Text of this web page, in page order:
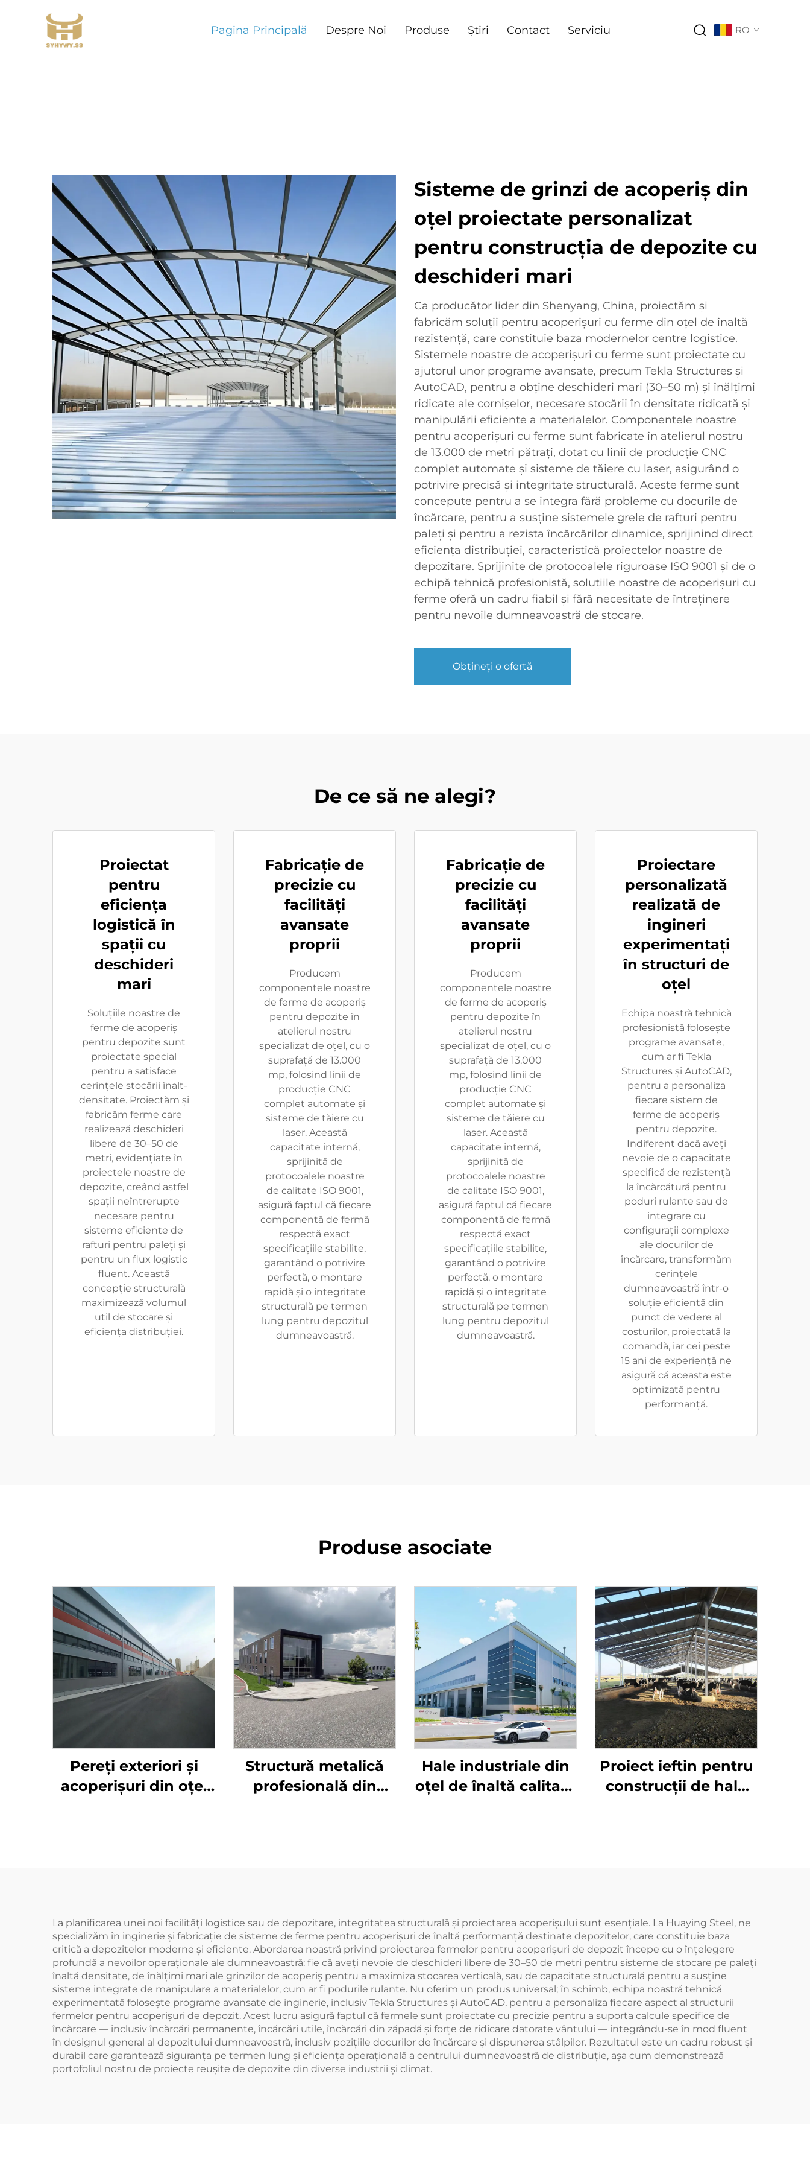
Pagina Principală Despre Noi Produse Știri Contact Serviciu RO
Sisteme de grinzi de acoperiș din
oțel proiectate personalizat
pentru construcția de depozite cu
deschideri mari
Ca producător lider din Shenyang, China, proiectăm și
fabricăm soluții pentru acoperișuri cu ferme din oțel de înaltă
rezistență, care constituie baza modernelor centre logistice.
Sistemele noastre de acoperișuri cu ferme sunt proiectate cu
ajutorul unor programe avansate, precum Tekla Structures și
AutoCAD, pentru a obține deschideri mari (30–50 m) și înălțimi
ridicate ale cornișelor, necesare stocării în densitate ridicată și
manipulării eficiente a materialelor. Componentele noastre
pentru acoperișuri cu ferme sunt fabricate în atelierul nostru
de 13.000 de metri pătrați, dotat cu linii de producție CNC
complet automate și sisteme de tăiere cu laser, asigurând o
potrivire precisă și integritate structurală. Aceste ferme sunt
concepute pentru a se integra fără probleme cu docurile de
încărcare, pentru a susține sistemele grele de rafturi pentru
paleți și pentru a rezista încărcărilor dinamice, sprijinind direct
eficiența distribuției, caracteristică proiectelor noastre de
depozitare. Sprijinite de protocoalele riguroase ISO 9001 și de o
echipă tehnică profesionistă, soluțiile noastre de acoperișuri cu
ferme oferă un cadru fiabil și fără necesitate de întreținere
pentru nevoile dumneavoastră de stocare.
Obțineți o ofertă
De ce să ne alegi?
Proiectat
pentru
eficiența
logistică în
spații cu
deschideri
mari
Soluțiile noastre de
ferme de acoperiș
pentru depozite sunt
proiectate special
pentru a satisface
cerințele stocării înalt-
densitate. Proiectăm și
fabricăm ferme care
realizează deschideri
libere de 30–50 de
metri, evidențiate în
proiectele noastre de
depozite, creând astfel
spații neîntrerupte
necesare pentru
sisteme eficiente de
rafturi pentru paleți și
pentru un flux logistic
fluent. Această
concepție structurală
maximizează volumul
util de stocare și
eficiența distribuției.
Fabricație de
precizie cu
facilități
avansate
proprii
Producem
componentele noastre
de ferme de acoperiș
pentru depozite în
atelierul nostru
specializat de oțel, cu o
suprafață de 13.000
mp, folosind linii de
producție CNC
complet automate și
sisteme de tăiere cu
laser. Această
capacitate internă,
sprijinită de
protocoalele noastre
de calitate ISO 9001,
asigură faptul că fiecare
componentă de fermă
respectă exact
specificațiile stabilite,
garantând o potrivire
perfectă, o montare
rapidă și o integritate
structurală pe termen
lung pentru depozitul
dumneavoastră.
Fabricație de
precizie cu
facilități
avansate
proprii
Producem
componentele noastre
de ferme de acoperiș
pentru depozite în
atelierul nostru
specializat de oțel, cu o
suprafață de 13.000
mp, folosind linii de
producție CNC
complet automate și
sisteme de tăiere cu
laser. Această
capacitate internă,
sprijinită de
protocoalele noastre
de calitate ISO 9001,
asigură faptul că fiecare
componentă de fermă
respectă exact
specificațiile stabilite,
garantând o potrivire
perfectă, o montare
rapidă și o integritate
structurală pe termen
lung pentru depozitul
dumneavoastră.
Proiectare
personalizată
realizată de
ingineri
experimentați
în structuri de
oțel
Echipa noastră tehnică
profesionistă folosește
programe avansate,
cum ar fi Tekla
Structures și AutoCAD,
pentru a personaliza
fiecare sistem de
ferme de acoperiș
pentru depozite.
Indiferent dacă aveți
nevoie de o capacitate
specifică de rezistență
la încărcătură pentru
poduri rulante sau de
integrare cu
configurații complexe
ale docurilor de
încărcare, transformăm
cerințele
dumneavoastră într-o
soluție eficientă din
punct de vedere al
costurilor, proiectată la
comandă, iar cei peste
15 ani de experiență ne
asigură că aceasta este
optimizată pentru
performanță.
Produse asociate
Pereți exteriori și
acoperișuri din oțel
Structură metalică
profesională din
Hale industriale din
oțel de înaltă calitate
Proiect ieftin pentru
construcții de hale
La planificarea unei noi facilități logistice sau de depozitare, integritatea structurală și proiectarea acoperișului sunt esențiale. La Huaying Steel, ne
specializăm în inginerie și fabricație de sisteme de ferme pentru acoperișuri de înaltă performanță destinate depozitelor, care constituie baza
critică a depozitelor moderne și eficiente. Abordarea noastră privind proiectarea fermelor pentru acoperișuri de depozit începe cu o înțelegere
profundă a nevoilor operaționale ale dumneavoastră: fie că aveți nevoie de deschideri libere de 30–50 de metri pentru sisteme de stocare pe paleți
înaltă densitate, de înălțimi mari ale grinzilor de acoperiș pentru a maximiza stocarea verticală, sau de capacitate structurală pentru a susține
sisteme integrate de manipulare a materialelor, cum ar fi podurile rulante. Nu oferim un produs universal; în schimb, echipa noastră tehnică
experimentată folosește programe avansate de inginerie, inclusiv Tekla Structures și AutoCAD, pentru a personaliza fiecare aspect al structurii
fermelor pentru acoperișuri de depozit. Acest lucru asigură faptul că fermele sunt proiectate cu precizie pentru a suporta calcule specifice de
încărcare — inclusiv încărcări permanente, încărcări utile, încărcări din zăpadă și forțe de ridicare datorate vântului — integrându-se în mod fluent
în designul general al depozitului dumneavoastră, inclusiv pozițiile docurilor de încărcare și dispunerea stâlpilor. Rezultatul este un cadru robust și
durabil care garantează siguranța pe termen lung și eficiența operațională a centrului dumneavoastră de distribuție, așa cum demonstrează
portofoliul nostru de proiecte reușite de depozite din diverse industrii și climat.